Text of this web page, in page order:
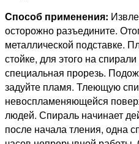
Способ применения:
осторожно разъедините.
металлической подставке.
стойке, для этого на
специальная прорезь.
задуйте пламя. Тлеющую
невоспламеняющейся
людей. Спираль начинает
после начала тления, одна